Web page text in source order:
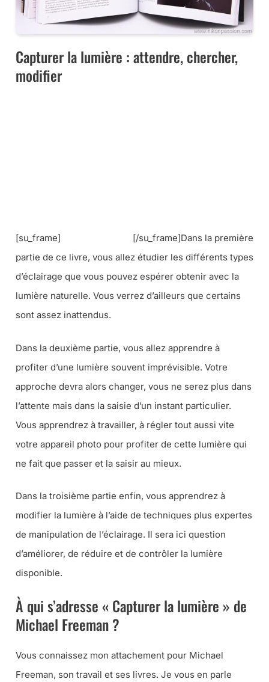
Capturer la lumière : attendre, chercher,
modifier
[su_frame]
[/su_frame]Dans la première
partie de ce livre, vous allez étudier les différents types
d’éclairage que vous pouvez espérer obtenir avec la
lumière naturelle. Vous verrez d’ailleurs que certains
sont assez inattendus.
Dans la deuxième partie, vous allez apprendre à
profiter d’une lumière souvent imprévisible. Votre
approche devra alors changer, vous ne serez plus dans
l’attente mais dans la saisie d’un instant particulier.
Vous apprendrez à travailler, à régler tout aussi vite
votre appareil photo pour profiter de cette lumière qui
ne fait que passer et la saisir au mieux.
Dans la troisième partie enfin, vous apprendrez à
modifier la lumière à l’aide de techniques plus expertes
de manipulation de l’éclairage. Il sera ici question
d’améliorer, de réduire et de contrôler la lumière
disponible.
À qui s’adresse « Capturer la lumière » de
Michael Freeman ?
Vous connaissez mon attachement pour Michael
Freeman, son travail et ses livres. Je vous en parle